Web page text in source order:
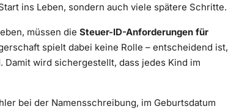
ins Leben, sondern auch viele spätere Schritte.
müssen die Steuer-ID-Anforderungen für
spielt dabei keine Rolle – entscheidend ist,
wird sichergestellt, dass jedes Kind im
bei der Namensschreibung, im Geburtsdatum